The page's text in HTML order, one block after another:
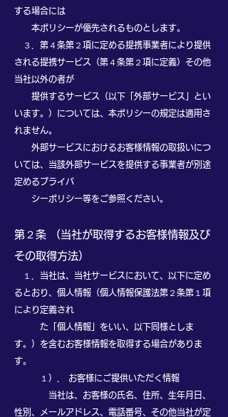
する場合には
本ポリシーが優先されるものとします。
３．第４条第２項に定める提携事業者により提供
される提携サービス（第４条第２項に定義）その他
当社以外の者が
提供するサービス（以下「外部サービス」とい
います。）については、本ポリシーの規定は適用さ
れません。
外部サービスにおけるお客様情報の取扱いにつ
いては、当該外部サービスを提供する事業者が別途
定めるプライバ
シーポリシー等をご参照ください。
第２条 （当社が取得するお客様情報及び
その取得方法）
１．当社は、当社サービスにおいて、以下に定め
るとおり、個人情報（個人情報保護法第２条第１項
により定義され
た「個人情報」をいい、以下同様としま
す。）を含むお客様情報を取得する場合がありま
す。​
１）． お客様にご提供いただく情報
当社は、お客様の氏名、住所、生年月日、
性別、メールアドレス、電話番号、その他当社が定